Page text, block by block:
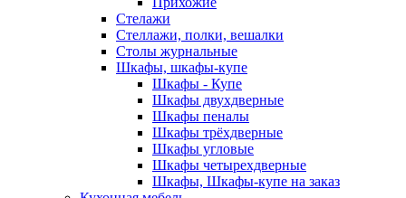
Стелажи
Стеллажи, полки, вешалки
Столы журнальные
Шкафы, шкафы-купе
Шкафы - Купе
Шкафы двухдверные
Шкафы пеналы
Шкафы трёхдверные
Шкафы угловые
Шкафы четырехдверные
Шкафы, Шкафы-купе на заказ